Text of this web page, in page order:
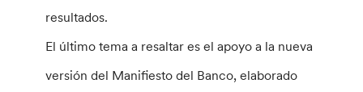
resultados.
El último tema a resaltar es el apoyo a la nueva
versión del Manifiesto del Banco, elaborado